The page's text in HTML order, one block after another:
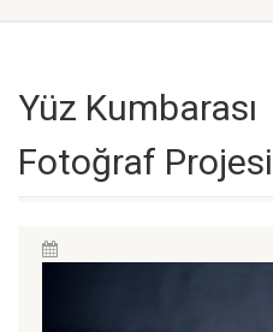
Yüz Kumbarası
Fotoğraf